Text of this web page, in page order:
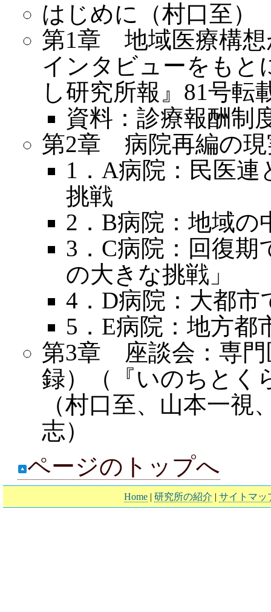
はじめに（村口至）
第1章 地域医療構
インタビューをもと
し研究所報』81号転
資料：診療報酬制
第2章 病院再編の
1．A病院：民医
挑戦
2．B病院：地域の
3．C病院：回復
の大きな挑戦」
4．D病院：大都
5．E病院：地方
第3章 座談会：専門
録）（『いのちとく
（村口至、山本一
志）
ページのトップへ
Home | 研究所の紹介 | サイトマッ